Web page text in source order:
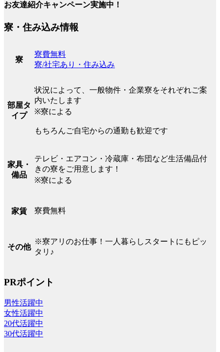
お友達紹介キャンペーン実施中！
寮・住み込み情報
寮
寮費無料
寮/社宅あり・住み込み
部屋タ
イプ
状況によって、一般物件・企業寮をそれぞれご案
内いたします
※寮による
もちろんご自宅からの通勤も歓迎です
家具・
備品
テレビ・エアコン・冷蔵庫・布団など生活備品付
きの寮をご用意します！
※寮による
家賃 寮費無料
その他
※寮アリのお仕事！一人暮らしスタートにもピッ
タリ♪
PRポイント
男性活躍中
女性活躍中
20代活躍中
30代活躍中